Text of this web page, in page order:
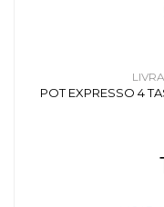
POT EXPRESSO 4